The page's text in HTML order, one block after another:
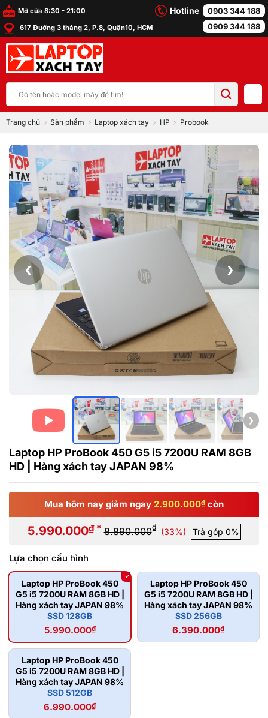
Bỏ
qua
nội
dung
Mở cửa 8:30 - 21:00
617 Đường 3 tháng 2, P.8, Quận10, HCM
Hotline
0903 344 188
0909 344 188
kiếm:
Trang chủ Sản phẩm Laptop xách tay HP Probook
❮ ❯
❯
Laptop HP ProBook 450 G5 i5 7200U RAM 8GB
HD | Hàng xách tay JAPAN 98%
Mua hôm nay giảm ngay 2.900.000₫ còn
5.990.000₫ * 8.890.000₫ (33%) Trả góp 0%
Lựa chọn cấu hình
Laptop HP ProBook 450
G5 i5 7200U RAM 8GB HD |
Hàng xách tay JAPAN 98%
SSD 128GB
5.990.000₫
Laptop HP ProBook 450
G5 i5 7200U RAM 8GB HD |
Hàng xách tay JAPAN 98%
SSD 256GB
6.390.000₫
Laptop HP ProBook 450
G5 i5 7200U RAM 8GB HD |
Hàng xách tay JAPAN 98%
SSD 512GB
6.990.000₫